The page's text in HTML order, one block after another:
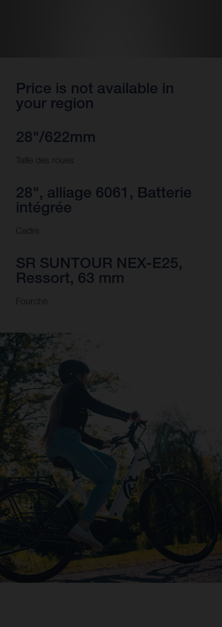
Price is not available in
your region
28"/622mm
Taille des roues
28", alliage 6061, Batterie
intégrée
Cadre
SR SUNTOUR NEX-E25,
Ressort, 63 mm
Fourche